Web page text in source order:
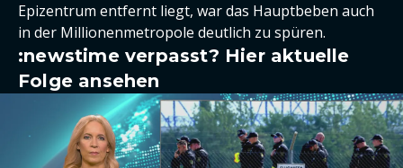
Epizentrum entfernt liegt, war das Hauptbeben auch
in der Millionenmetropole deutlich zu spüren.
:newstime verpasst? Hier aktuelle
Folge ansehen